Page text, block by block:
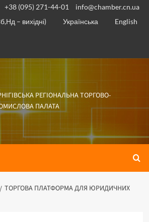
+38 (095) 271-44-01
info@chamber.cn.ua
– вихідні)
Українська
English
РЕГІОНАЛЬНА ТОРГОВО-
ПАЛАТА
ТОРГОВА ПЛАТФОРМА ДЛЯ ЮРИДИЧНИХ